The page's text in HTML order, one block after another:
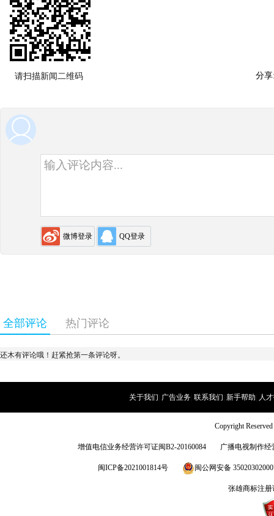
请扫描新闻二维码 分
用户评论
微博登录 QQ登录
全部评论 热门评论
还木有评论哦！赶紧抢第一条评论呀。
关于我们 广告业务 联系我们 新手帮助 人
Copyright
增值电信业务经营许可证闽B2-20160084 广播电视制作经
闽ICP备2021001814号 闽公网安备
张雄商标注册